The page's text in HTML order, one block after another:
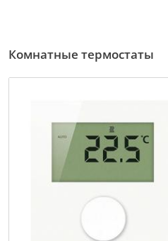
Комнатные термостаты